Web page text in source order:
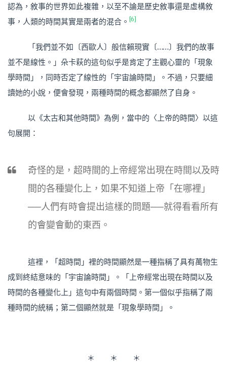
認為，敘事的世界如此複雜，以至不論是歷史敘事還是虛構敘
事，人類的時間其實是兩者的混合。 [6]
「我們並不如〔西歐人〕般信賴現實〔……〕我們的故事
並不是線性。」朵卡萩的這句似乎是肯定了主觀心靈的「現象
學時間」，同時否定了線性的「宇宙論時間」。不過，只要細
讀她的小說，便會發現，兩種時間的概念都顯然了自身。
以《太古和其他時間》為例，當中的〈上帝的時間〉以這
句展開：
奇怪的是，超時間的上帝經常出現在時間以及時
間的各種變化上，如果不知道上帝「在哪裡」
──人們有時會提出這樣的問題──就得看看所有
的會變會動的東西。
這裡，「超時間」裡的時間顯然是一種指稱了具有萬物生
成到終結意味的「宇宙論時間」。「上帝經常出現在時間以及
時間的各種變化上」這句中有兩個時間。第一個似乎指稱了兩
種時間的統稱；第二個顯然就是「現象學時間」。
＊ ＊ ＊